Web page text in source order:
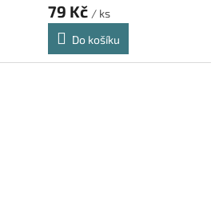
79 Kč / ks
Do košíku